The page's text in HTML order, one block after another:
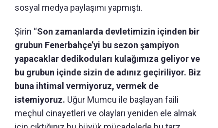
sosyal medya paylaşımı yapmıştı.
Şirin “Son zamanlarda devletimizin içinden bir
grubun Fenerbahçe’yi bu sezon şampiyon
yapacaklar dedikoduları kulağımıza geliyor ve
bu grubun içinde sizin de adınız geçiriliyor. Biz
buna ihtimal vermiyoruz, vermek de
istemiyoruz. Uğur Mumcu ile başlayan faili
meçhul cinayetleri ve olayları yeniden ele almak